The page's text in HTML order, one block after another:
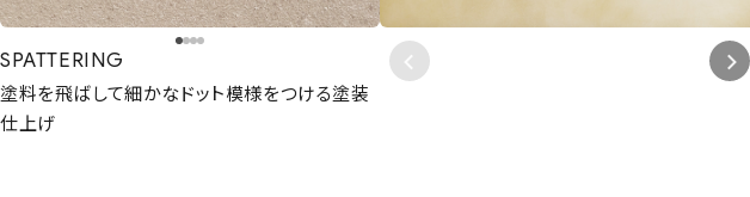
SPATTERING
塗料を飛ばして細かなドット模様をつける塗装
仕上げ